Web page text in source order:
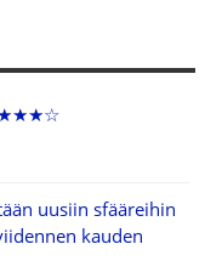
uusiin sfääreihin
kauden